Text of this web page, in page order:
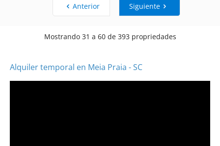
Anterior
Mostrando 31 a 60 de 393 propriedades
Siguiente
Alquiler temporal en Meia Praia - SC